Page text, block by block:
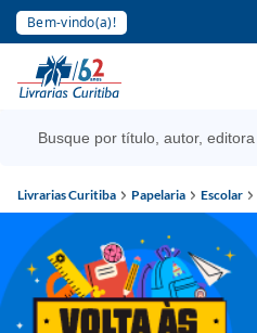
Bem-vindo(a)!
Livrarias Curitiba Papelaria Escolar